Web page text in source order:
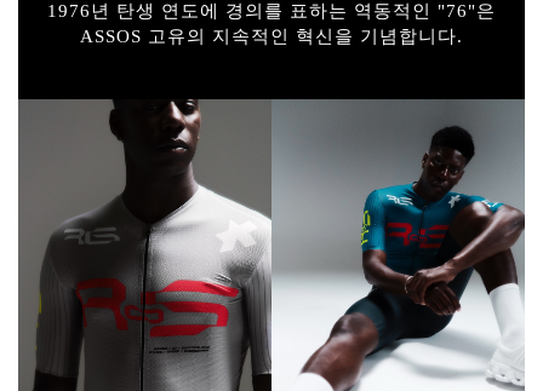
1976년 탄생 연도에 경의를 표하는 역동적인 "76"은
ASSOS 고유의 지속적인 혁신을 기념합니다.